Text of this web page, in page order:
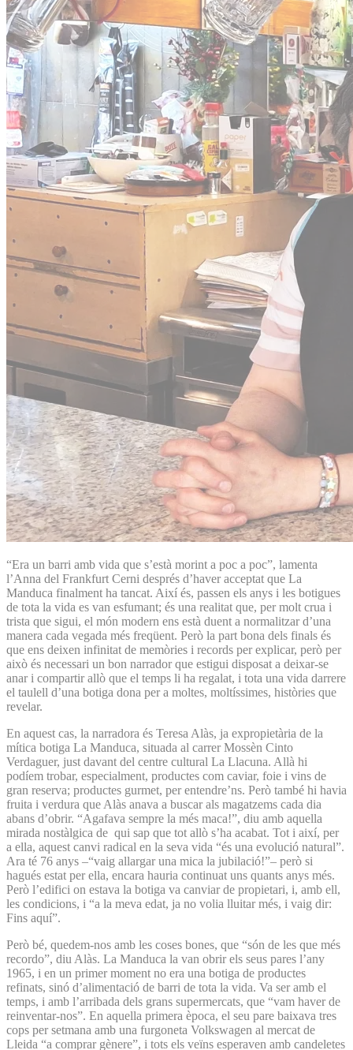
“Era un barri amb vida que s’està morint a poc a poc”, lamenta
l’Anna del Frankfurt Cerni després d’haver acceptat que La
Manduca finalment ha tancat. Així és, passen els anys i les botigues
de tota la vida es van esfumant; és una realitat que, per molt crua i
trista que sigui, el món modern ens està duent a normalitzar d’una
manera cada vegada més freqüent. Però la part bona dels finals és
que ens deixen infinitat de memòries i records per explicar, però per
això és necessari un bon narrador que estigui disposat a deixar-se
anar i compartir allò que el temps li ha regalat, i tota una vida darrere
el taulell d’una botiga dona per a moltes, moltíssimes, històries que
revelar.
En aquest cas, la narradora és Teresa Alàs, ja expropietària de la
mítica botiga La Manduca, situada al carrer Mossèn Cinto
Verdaguer, just davant del centre cultural La Llacuna. Allà hi
podíem trobar, especialment, productes com caviar, foie i vins de
gran reserva; productes gurmet, per entendre’ns. Però també hi havia
fruita i verdura que Alàs anava a buscar als magatzems cada dia
abans d’obrir. “Agafava sempre la més maca!”, diu amb aquella
mirada nostàlgica de qui sap que tot allò s’ha acabat. Tot i així, per
a ella, aquest canvi radical en la seva vida “és una evolució natural”.
Ara té 76 anys –“vaig allargar una mica la jubilació!”– però si
hagués estat per ella, encara hauria continuat uns quants anys més.
Però l’edifici on estava la botiga va canviar de propietari, i, amb ell,
les condicions, i “a la meva edat, ja no volia lluitar més, i vaig dir:
Fins aquí”.
Però bé, quedem-nos amb les coses bones, que “són de les que més
recordo”, diu Alàs. La Manduca la van obrir els seus pares l’any
1965, i en un primer moment no era una botiga de productes
refinats, sinó d’alimentació de barri de tota la vida. Va ser amb el
temps, i amb l’arribada dels grans supermercats, que “vam haver de
reinventar-nos”. En aquella primera època, el seu pare baixava tres
cops per setmana amb una furgoneta Volkswagen al mercat de
Lleida “a comprar gènere”, i tots els veïns esperaven amb candeletes